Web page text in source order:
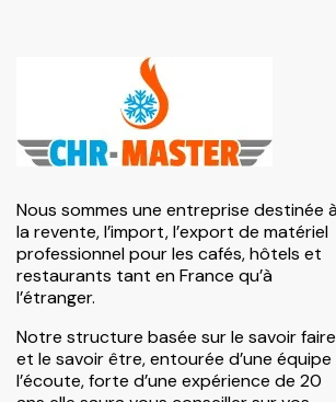
Nous sommes une entreprise destinée
la revente, l’import, l’export de matériel
professionnel pour les cafés, hôtels et
restaurants tant en France qu’à
l’étranger.
Notre structure basée sur le savoir faire
et le savoir être, entourée d’une équipe
l’écoute, forte d’une expérience de 20